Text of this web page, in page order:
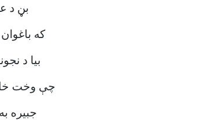
بڼ د
که
بیا د
چې وخت
جبیره